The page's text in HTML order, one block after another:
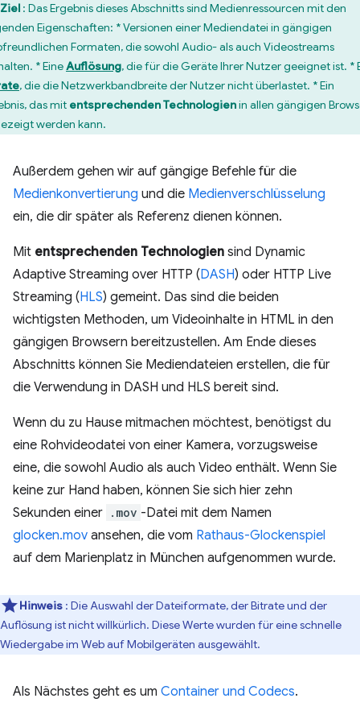
Ziel : Das Ergebnis dieses Abschnitts sind Medienressourcen mit den
Eigenschaften: * Versionen einer Mediendatei in gängigen
Formaten, die sowohl Audio- als auch Videostreams
* EineAuflösung, die für die Geräte Ihrer Nutzer geeignet ist. *
, die die Netzwerkbandbreite der Nutzer nicht überlastet. * Ein
das mit entsprechenden Technologienin allen gängigen
werden kann.
Außerdem gehen wir auf gängige Befehle für die
Medienkonvertierung und die Medienverschlüsselung
ein, die dir später als Referenz dienen können.
Mit entsprechenden Technologien sind Dynamic
Adaptive Streaming over HTTP (DASH) oder HTTP Live
Streaming (HLS) gemeint. Das sind die beiden
wichtigsten Methoden, um Videoinhalte in HTML in den
gängigen Browsern bereitzustellen. Am Ende dieses
Abschnitts können Sie Mediendateien erstellen, die für
die Verwendung in DASH und HLS bereit sind.
Wenn du zu Hause mitmachen möchtest, benötigst du
eine Rohvideodatei von einer Kamera, vorzugsweise
eine, die sowohl Audio als auch Video enthält. Wenn Sie
keine zur Hand haben, können Sie sich hier zehn
Sekunden einer .mov -Datei mit dem Namen
glocken.mov ansehen, die vom Rathaus-Glockenspiel
auf dem Marienplatz in München aufgenommen wurde.
Hinweis : Die Auswahl der Dateiformate, der Bitrate und der
Auflösung ist nicht willkürlich. Diese Werte wurden für eine schnelle
Wiedergabe im Web auf Mobilgeräten ausgewählt.
Als Nächstes geht es um Container und Codecs.